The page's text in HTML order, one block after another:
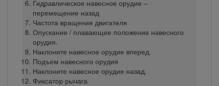
Гидравлическое навесное орудие –
перемещение назад
Частота вращения двигателя
Опускание / плавающее положение навесного
орудия.
Наклоните навесное орудие вперед.
Подъем навесного орудия
Наклоните навесное орудие назад.
Фиксатор рычага